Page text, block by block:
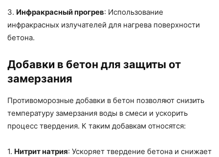
3. Инфракрасный прогрев: Использование
инфракрасных излучателей для нагрева поверхности
бетона.
Добавки в бетон для защиты от
замерзания
Противоморозные добавки в бетон позволяют снизить
температуру замерзания воды в смеси и ускорить
процесс твердения. К таким добавкам относятся:
1. Нитрит натрия: Ускоряет твердение бетона и снижает